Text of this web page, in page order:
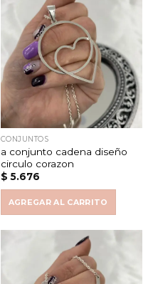
CONJUNTOS
a conjunto cadena diseño
circulo corazon
$ 5.676
AGREGAR AL CARRITO